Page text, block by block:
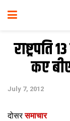
कए
July 7, 2012
दोसर समाचार